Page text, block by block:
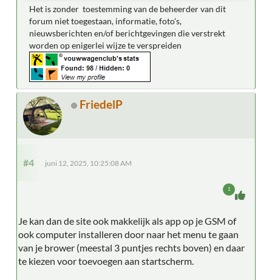
Het is zonder toestemming van de beheerder van dit
forum niet toegestaan, informatie, foto's,
nieuwsberichten en/of berichtgevingen die verstrekt
worden op enigerlei wijze te verspreiden
FriedelP
#4 juni 12, 2025, 10:25:08 AM
Je kan dan de site ook makkelijk als app op je GSM of
ook computer installeren door naar het menu te gaan
van je brower (meestal 3 puntjes rechts boven) en daar
te kiezen voor toevoegen aan startscherm.
1